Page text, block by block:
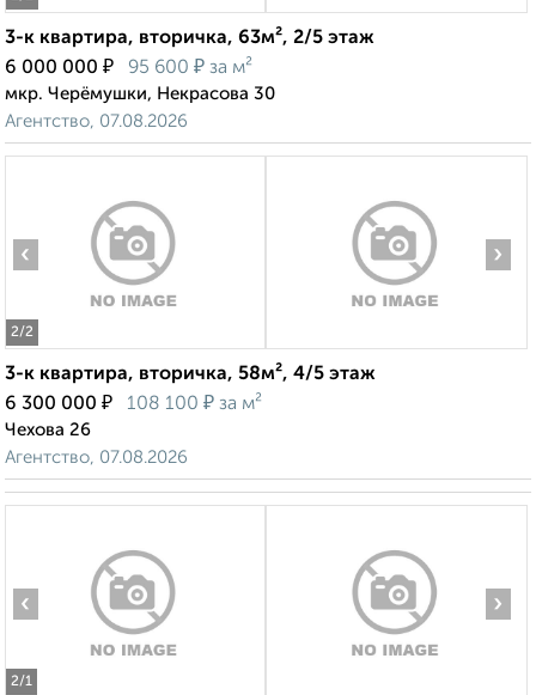
3-к квартира, вторичка, 63м², 2/5 этаж
6 000 000 ₽ 95 600 ₽ за м²
мкр. Черёмушки, Некрасова 30
Агентство, 07.08.2026
2/2
‹ ›
3-к квартира, вторичка, 58м², 4/5 этаж
6 300 000 ₽ 108 100 ₽ за м²
Чехова 26
Агентство, 07.08.2026
2/1
‹ ›